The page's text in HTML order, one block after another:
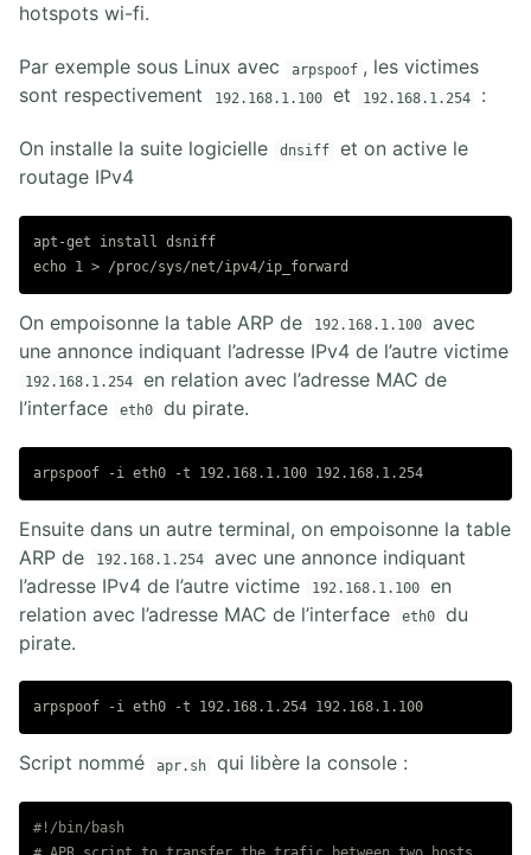
hotspots wi-fi.
Par exemple sous Linux avec arpspoof , les victimes
sont respectivement
192.168.1.100 et 192.168.1.254 :
On installe la suite logicielle dnsiff
et on active le
routage IPv4
apt-get install dsniff
On empoisonne la table ARP de 192.168.1.100
avec
une annonce indiquant l’adresse IPv4 de l’autre victime
192.168.1.254
en relation avec l’adresse MAC de
l’interface
eth0 du pirate.
Ensuite dans un autre terminal, on empoisonne la table
ARP de
192.168.1.254
avec une annonce indiquant
l’adresse IPv4 de l’autre victime
192.168.1.100
en
relation avec l’adresse MAC de l’interface
eth0
du
pirate.
Script nommé apr.sh qui libère la console :
#!/bin/bash